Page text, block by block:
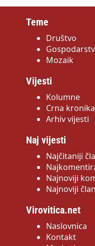
Teme
Društvo
Mozaik
Vijesti
Kolumne
Crna kronika
Arhiv vijesti
Naj vijesti
Najčitaniji
Najnoviji
Najnoviji
Virovitica.net
Naslovnica
Kontakt